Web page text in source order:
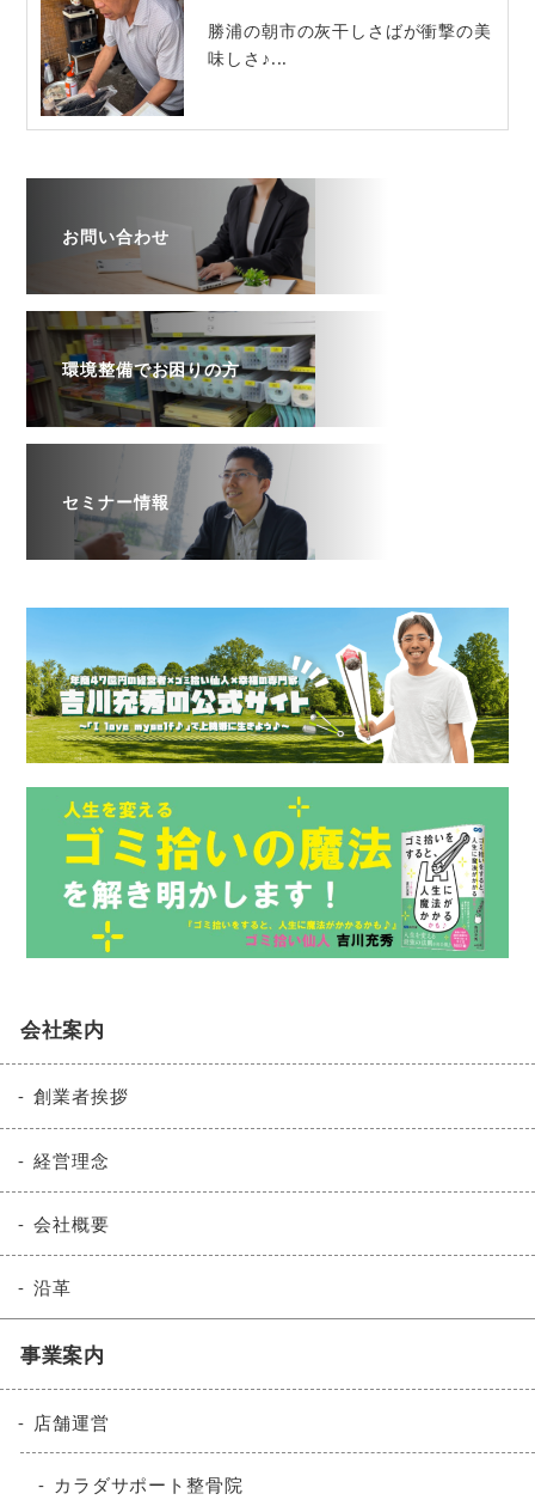
勝浦の朝市の灰干しさばが衝撃の美
味しさ♪...
お問い合わせ
環境整備でお困りの方
セミナー情報
会社案内
創業者挨拶
経営理念
会社概要
沿革
事業案内
店舗運営
カラダサポート整骨院